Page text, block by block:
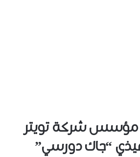
ﺷﺮﻛﺔ ﺗﻮﻳﺘﺮ
“ﺟﺎﻙ ﺩﻭﺭسي”